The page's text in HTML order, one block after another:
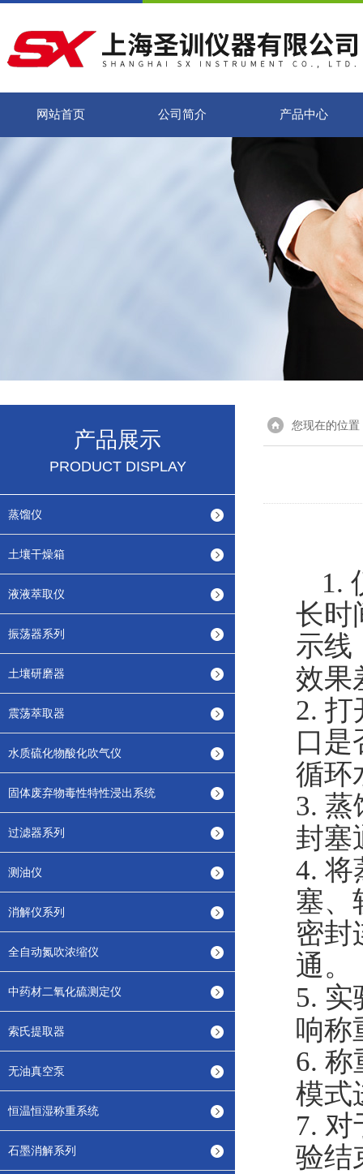
网站首页 公司简介 产品中心
产品展示
PRODUCT DISPLAY
蒸馏仪
土壤干燥箱
液液萃取仪
振荡器系列
土壤研磨器
震荡萃取器
水质硫化物酸化吹气仪
固体废弃物毒性特性浸出系统
过滤器系列
测油仪
消解仪系列
全自动氮吹浓缩仪
中药材二氧化硫测定仪
索氏提取器
无油真空泵
恒温恒湿称重系统
石墨消解系列
您现在的位置
1.
长时
示线
效果
2. 打
口是
循环
3. 蒸
封塞
4. 将
塞、
密封
通。
5. 实
响称
6. 称
模式
7. 对
验结